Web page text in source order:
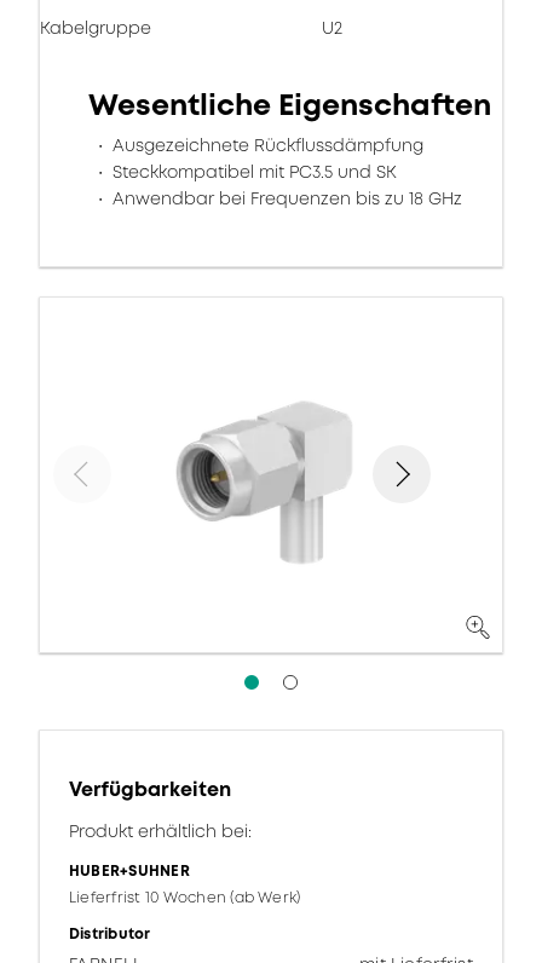
Kabelgruppe U2
Wesentliche Eigenschaften
Ausgezeichnete Rückflussdämpfung
Steckkompatibel mit PC3.5 und SK
Anwendbar bei Frequenzen bis zu 18 GHz
Verfügbarkeiten
Produkt erhältlich bei:
HUBER+SUHNER
Lieferfrist 10 Wochen (ab Werk)
Distributor